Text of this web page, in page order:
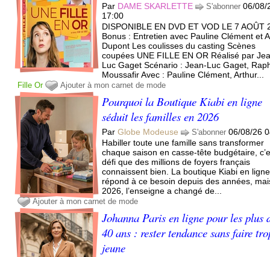
Par DAME SKARLETTE S'abonner 06/08/
17:00
DISPONIBLE EN DVD ET VOD LE 7 AOÛT
Bonus : Entretien avec Pauline Clément et
Dupont Les coulisses du casting Scènes
coupées UNE FILLE EN OR Réalisé par
Luc Gaget Scénario : Jean-Luc Gaget,
Moussafir Avec : Pauline Clément, Arthur...
Fille Or Ajouter à mon carnet de mode
Pourquoi la Boutique Kiabi en ligne
séduit les familles en 2026
ParGlobe Modeuse S'abonner 06/08/26
Habiller toute une famille sans transformer
chaque saison en casse-tête budgétaire,
défi que des millions de foyers français
connaissent bien. La boutique Kiabi en ligne
répond à ce besoin depuis des années,
2026, l’enseigne a changé de...
Ajouter à mon carnet de mode
Johanna Paris en ligne pour les plus
40 ans : rester tendance sans faire
jeune